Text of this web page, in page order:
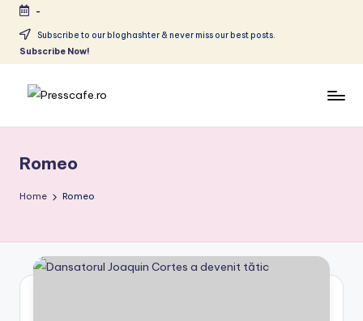
Skip
-
Subscribe to our bloghashter & never miss our best posts.
Subscribe Now!
e
s
c
a
urbane
Romeo
Home Romeo